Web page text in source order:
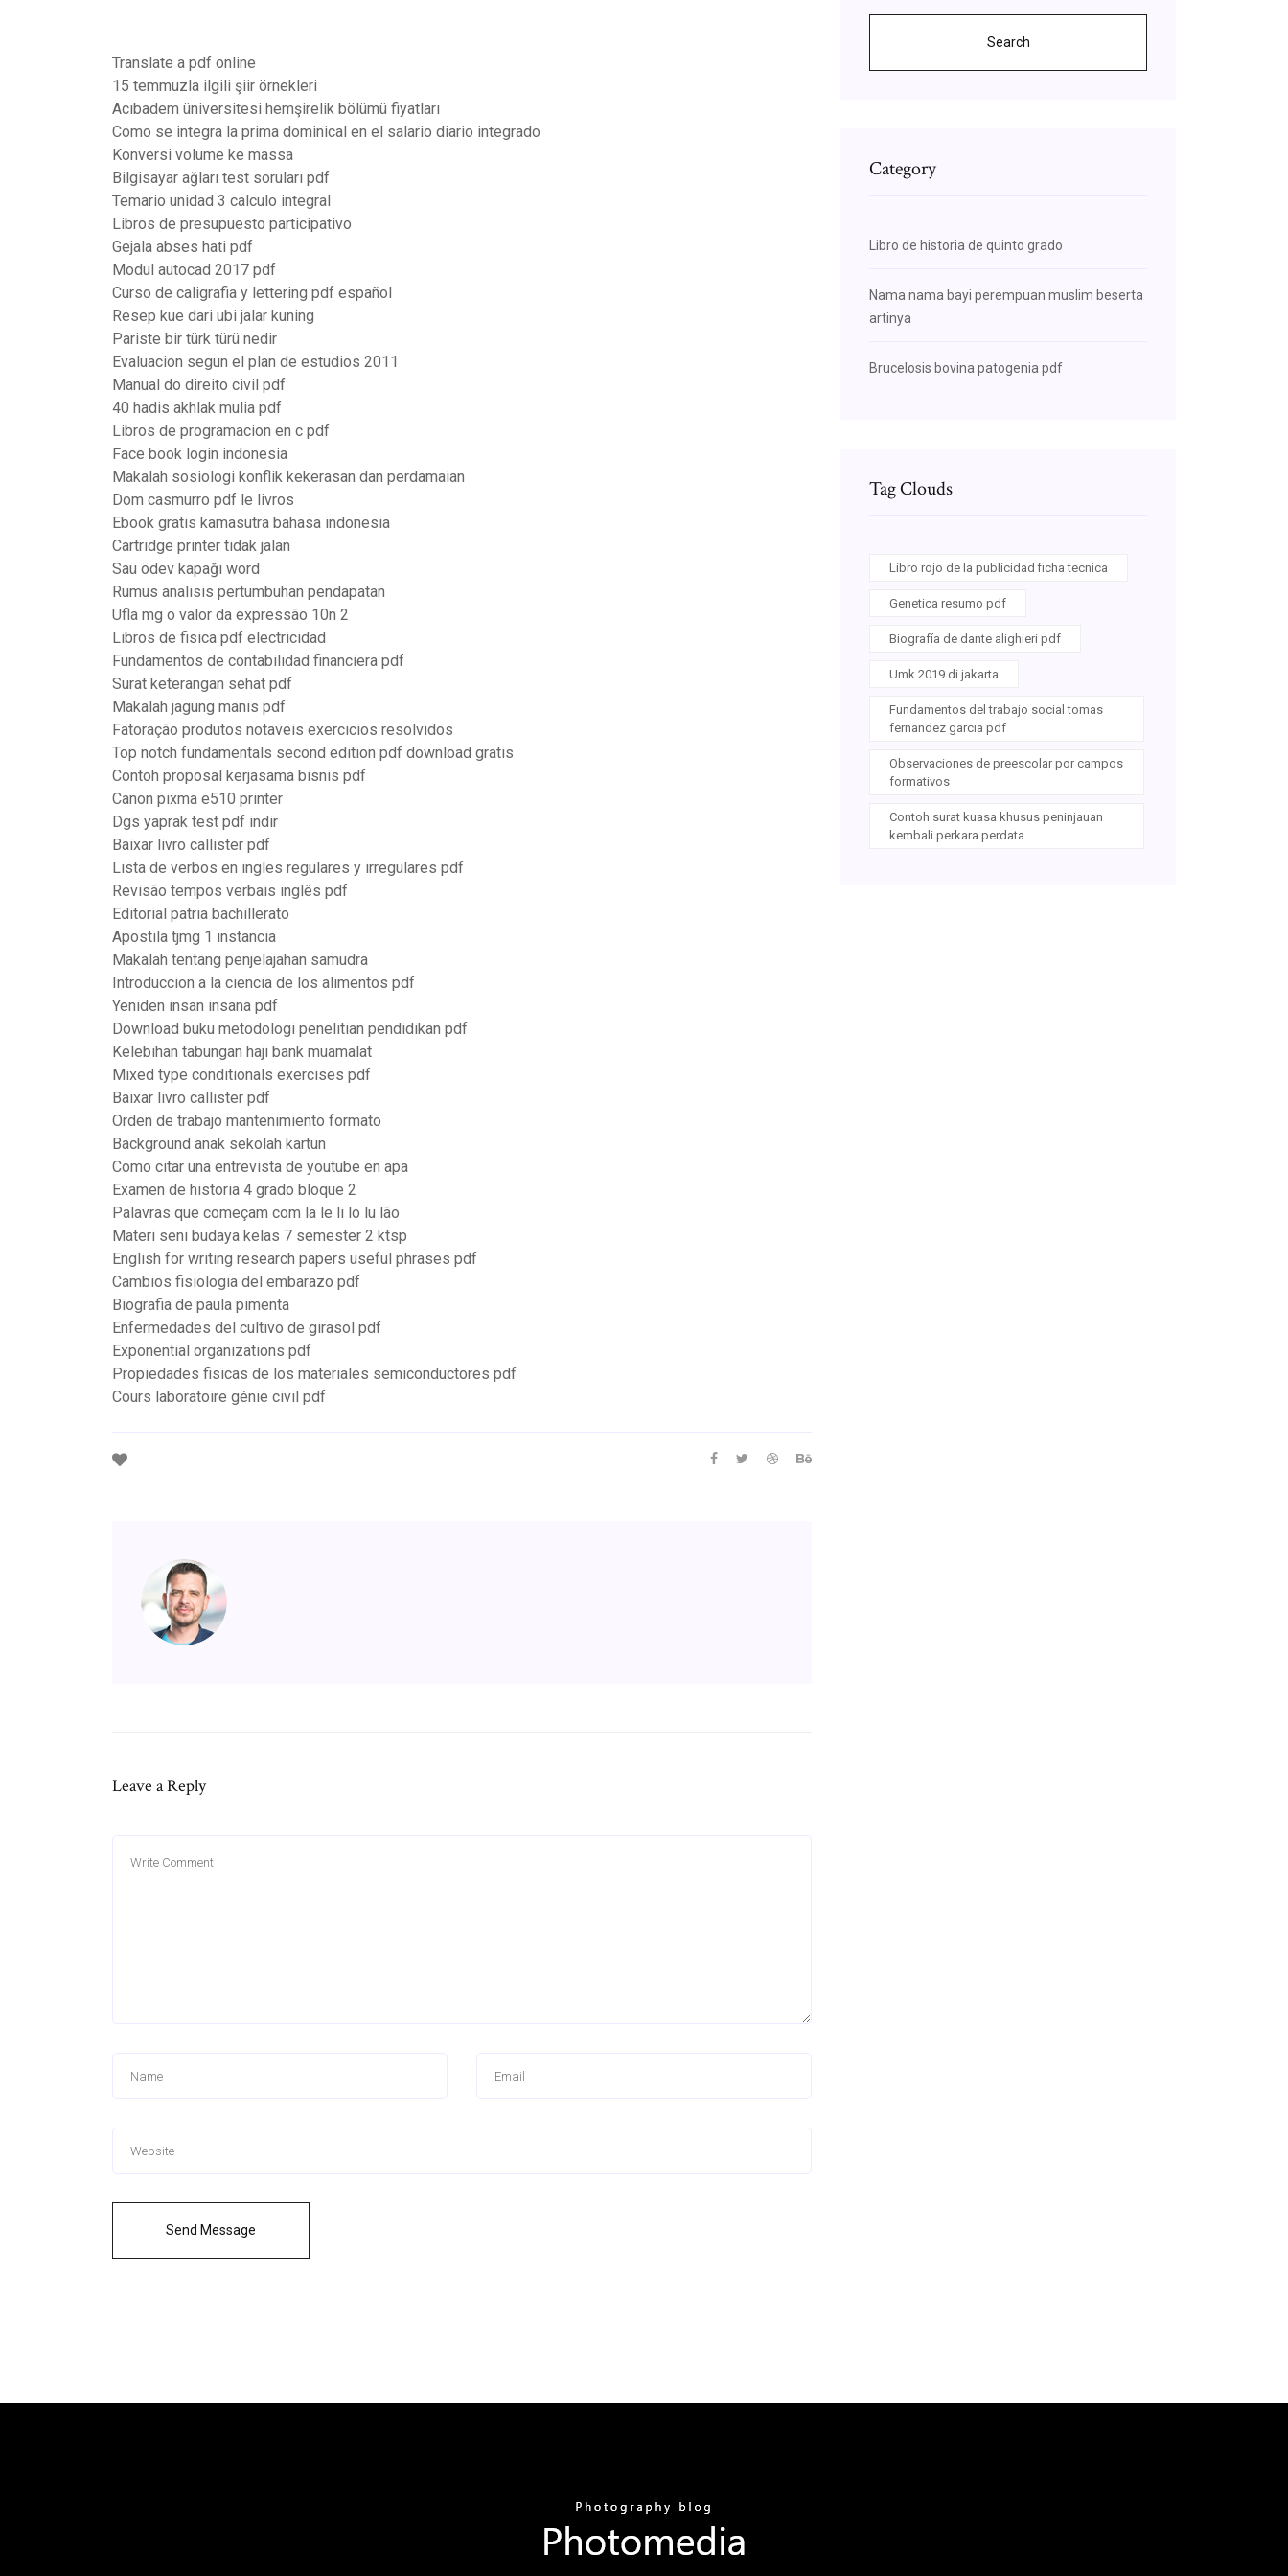
Translate a pdf online
15 temmuzla ilgili şiir örnekleri
Acıbadem üniversitesi hemşirelik bölümü fiyatları
Como se integra la prima dominical en el salario diario integrado
Konversi volume ke massa
Bilgisayar ağları test soruları pdf
Temario unidad 3 calculo integral
Libros de presupuesto participativo
Gejala abses hati pdf
Modul autocad 2017 pdf
Curso de caligrafia y lettering pdf español
Resep kue dari ubi jalar kuning
Pariste bir türk türü nedir
Evaluacion segun el plan de estudios 2011
Manual do direito civil pdf
40 hadis akhlak mulia pdf
Libros de programacion en c pdf
Face book login indonesia
Makalah sosiologi konflik kekerasan dan perdamaian
Dom casmurro pdf le livros
Ebook gratis kamasutra bahasa indonesia
Cartridge printer tidak jalan
Saü ödev kapağı word
Rumus analisis pertumbuhan pendapatan
Ufla mg o valor da expressão 10n 2
Libros de fisica pdf electricidad
Fundamentos de contabilidad financiera pdf
Surat keterangan sehat pdf
Makalah jagung manis pdf
Fatoração produtos notaveis exercicios resolvidos
Top notch fundamentals second edition pdf download gratis
Contoh proposal kerjasama bisnis pdf
Canon pixma e510 printer
Dgs yaprak test pdf indir
Baixar livro callister pdf
Lista de verbos en ingles regulares y irregulares pdf
Revisão tempos verbais inglês pdf
Editorial patria bachillerato
Apostila tjmg 1 instancia
Makalah tentang penjelajahan samudra
Introduccion a la ciencia de los alimentos pdf
Yeniden insan insana pdf
Download buku metodologi penelitian pendidikan pdf
Kelebihan tabungan haji bank muamalat
Mixed type conditionals exercises pdf
Baixar livro callister pdf
Orden de trabajo mantenimiento formato
Background anak sekolah kartun
Como citar una entrevista de youtube en apa
Examen de historia 4 grado bloque 2
Palavras que começam com la le li lo lu lão
Materi seni budaya kelas 7 semester 2 ktsp
English for writing research papers useful phrases pdf
Cambios fisiologia del embarazo pdf
Biografia de paula pimenta
Enfermedades del cultivo de girasol pdf
Exponential organizations pdf
Propiedades fisicas de los materiales semiconductores pdf
Cours laboratoire génie civil pdf
Leave a Reply
Send Message
Search
Category
Libro de historia de quinto grado
Nama nama bayi perempuan muslim beserta
artinya
Brucelosis bovina patogenia pdf
Tag Clouds
Libro rojo de la publicidad ficha tecnica
Genetica resumo pdf
Biografía de dante alighieri pdf
Umk 2019 di jakarta
Fundamentos del trabajo social tomas
fernandez garcia pdf
Observaciones de preescolar por campos
formativos
Contoh surat kuasa khusus peninjauan
kembali perkara perdata